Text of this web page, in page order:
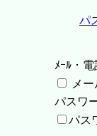
パ
ﾒｰﾙ・
メ
パスワ
パス